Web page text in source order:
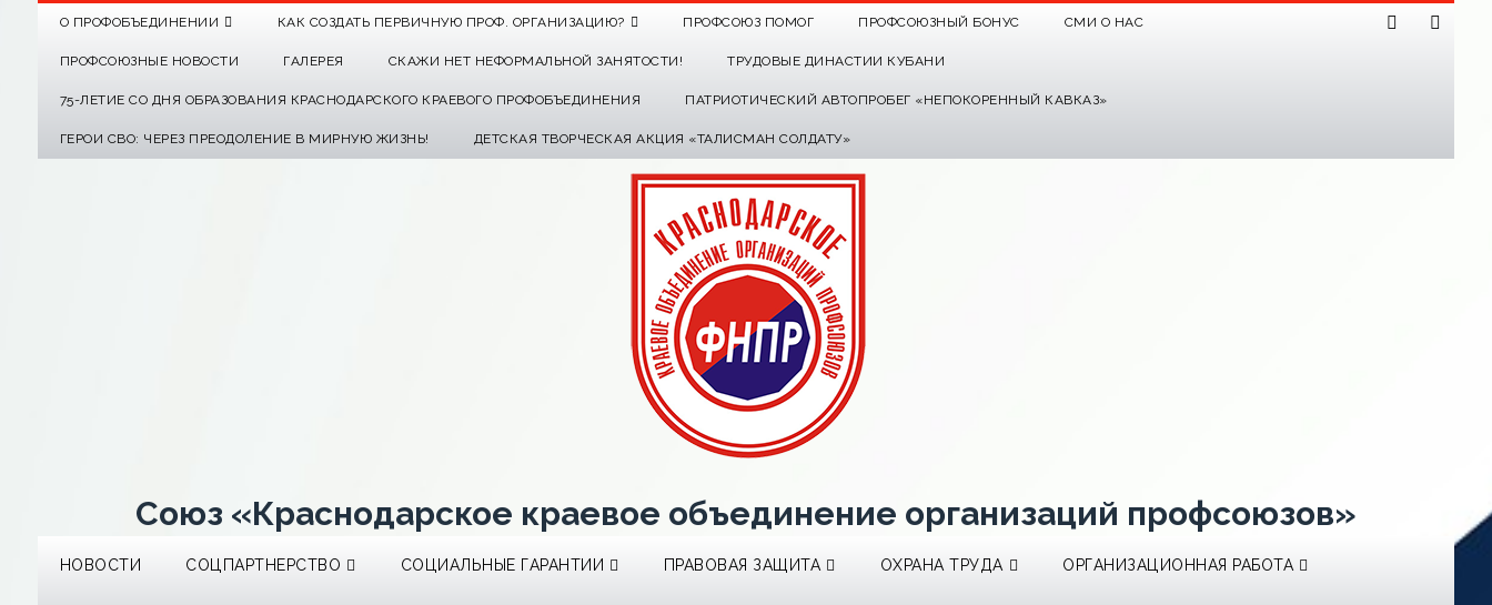
О ПРОФОБЪЕДИНЕНИИ КАК СОЗДАТЬ ПЕРВИЧНУЮ ПРОФ. ОРГАНИЗАЦИЮ? ПРОФСОЮЗ ПОМОГ ПРОФСОЮЗНЫЙ БОНУС СМИ О НАС
ПРОФСОЮЗНЫЕ НОВОСТИ ГАЛЕРЕЯ СКАЖИ НЕТ НЕФОРМАЛЬНОЙ ЗАНЯТОСТИ! ТРУДОВЫЕ ДИНАСТИИ КУБАНИ
75-ЛЕТИЕ СО ДНЯ ОБРАЗОВАНИЯ КРАСНОДАРСКОГО КРАЕВОГО ПРОФОБЪЕДИНЕНИЯ ПАТРИОТИЧЕСКИЙ АВТОПРОБЕГ «НЕПОКОРЕННЫЙ КАВКАЗ»
ГЕРОИ СВО: ЧЕРЕЗ ПРЕОДОЛЕНИЕ В МИРНУЮ ЖИЗНЬ! ДЕТСКАЯ ТВОРЧЕСКАЯ АКЦИЯ «ТАЛИСМАН СОЛДАТУ»
Союз «Краснодарское краевое объединение организаций профсоюзов»
НОВОСТИ СОЦПАРТНЕРСТВО СОЦИАЛЬНЫЕ ГАРАНТИИ ПРАВОВАЯ ЗАЩИТА ОХРАНА ТРУДА ОРГАНИЗАЦИОННАЯ РАБОТА